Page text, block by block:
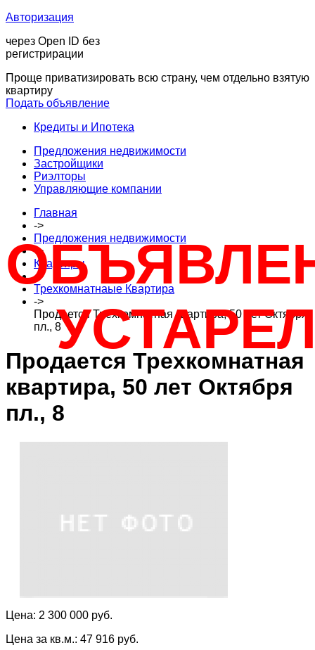
Авторизация
через Open ID без
регистрирации
Проще приватизировать всю страну, чем отдельно взятую
квартиру
Подать объявление
Кредиты и Ипотека
Предложения недвижимости
Застройщики
Риэлторы
Управляющие компании
Главная
->
Предложения недвижимости
->
Квартиры
->
Трехкомнатнаые Квартира
->
Продается Трехкомнатная квартира, 50 лет Октября
пл., 8
Продается Трехкомнатная
квартира, 50 лет Октября
пл., 8
Цена: 2 300 000 руб.
Цена за кв.м.: 47 916 руб.